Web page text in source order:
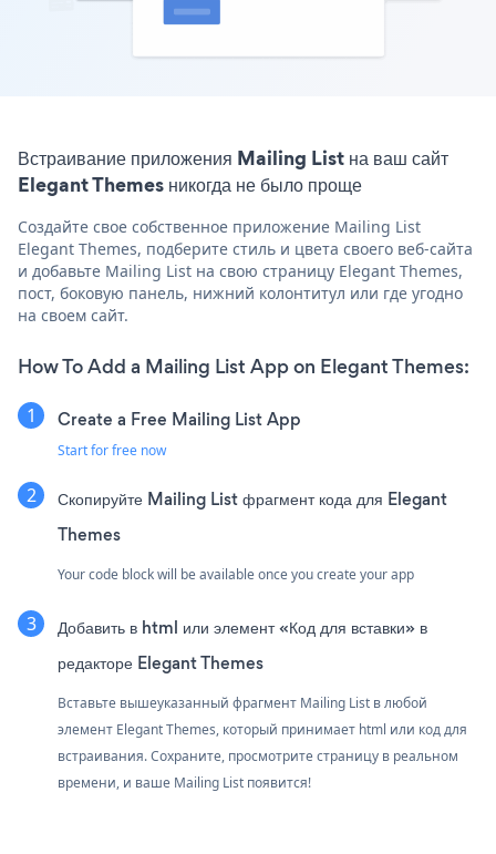
Встраивание приложения Mailing List на ваш сайт
Elegant Themes никогда не было проще
Создайте свое собственное приложение Mailing List
Elegant Themes, подберите стиль и цвета своего веб-сайта
и добавьте Mailing List на свою страницу Elegant Themes,
пост, боковую панель, нижний колонтитул или где угодно
на своем сайт.
How To Add a Mailing List App on Elegant Themes:
Create a Free Mailing List App
Start for free now
Скопируйте Mailing List фрагмент кода для Elegant
Themes
Your code block will be available once you create your app
Добавить в html или элемент «Код для вставки» в
редакторе Elegant Themes
Вставьте вышеуказанный фрагмент Mailing List в любой
элемент Elegant Themes, который принимает html или код для
встраивания. Сохраните, просмотрите страницу в реальном
времени, и ваше Mailing List появится!